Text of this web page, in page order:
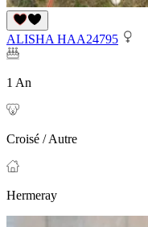
ALISHA HAA24795
1 An
Croisé / Autre
Hermeray